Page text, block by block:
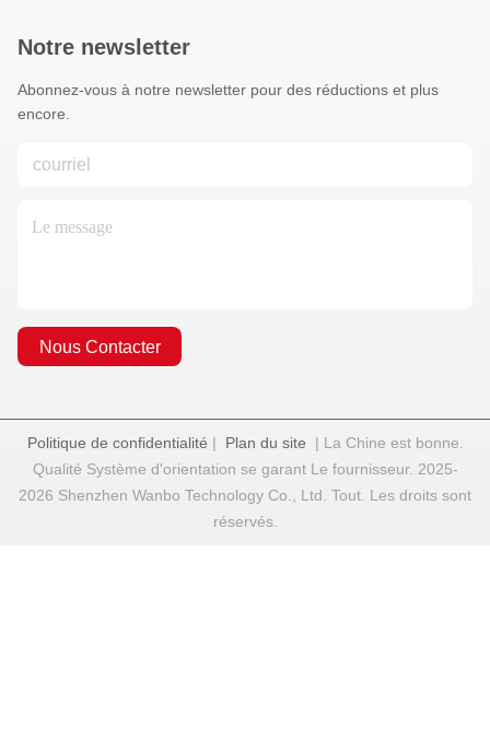
Notre newsletter
Abonnez-vous à notre newsletter pour des réductions et plus
encore.
Nous Contacter
Politique de confidentialité | Plan du site | La Chine est bonne.
Qualité Système d'orientation se garant Le fournisseur. 2025-
2026 Shenzhen Wanbo Technology Co., Ltd. Tout. Les droits sont
réservés.